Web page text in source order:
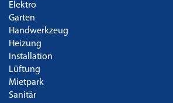
Elektro
Garten
Handwerkzeug
Heizung
Installation
Lüftung
Mietpark
Sanitär